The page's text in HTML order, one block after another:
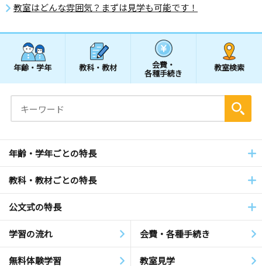
教室はどんな雰囲気？まずは見学も可能です！
年齢・学年 教科・教材 会費・
各種手続き
教室検索
年齢・学年ごとの特長
教科・教材ごとの特長
公文式の特長
学習の流れ 会費・各種手続き
無料体験学習 教室見学